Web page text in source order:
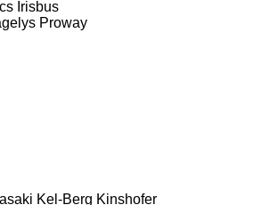
Irisbus
Proway
Kel-Berg Kinshofer